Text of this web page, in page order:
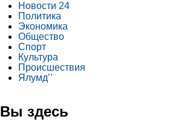
Новости 24
Политика
Экономика
Общество
Спорт
Культура
Происшествия
Ялумд’’
Вы здесь